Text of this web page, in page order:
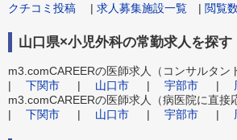
クチコミ投稿 | 求人募集施設一覧 | 閲覧
山口県×小児外科の常勤求人を探す
m3.comCAREERの医師求人（コンサルタン
| 下関市 | 山口市 | 宇部市 |
m3.comCAREERの医師求人（病医院に直接
| 下関市 | 山口市 | 宇部市 |